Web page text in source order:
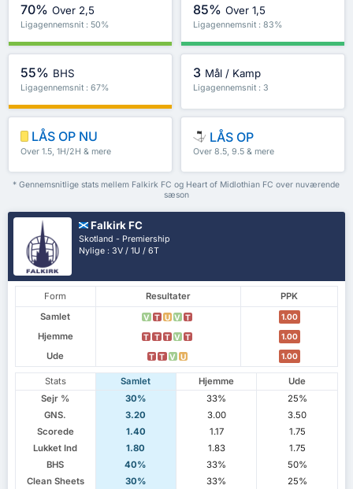
70% Over 2,5
Ligagennemsnit : 50%
85% Over 1,5
Ligagennemsnit : 83%
55% BHS
Ligagennemsnit : 67%
3 Mål / Kamp
Ligagennemsnit : 3
LÅS OP NU
Over 1.5, 1H/2H & mere
LÅS OP
Over 8.5, 9.5 & mere
* Gennemsnitlige stats mellem Falkirk FC og Heart of Midlothian FC over nuværende
sæson
Falkirk FC
Skotland - Premiership
Nylige : 3V / 1U / 6T
Form Resultater
PPK
Samlet
V T U V T 1.00
Hjemme T T T V T 1.00
Ude T T V U 1.00
Stats Samlet Hjemme
Ude
Sejr %
30% 33%
25%
GNS.
3.20 3.00
3.50
Scorede
1.40 1.17
1.75
Lukket Ind
1.80 1.83
1.75
BHS
40% 33%
50%
Clean Sheets
30% 33%
25%